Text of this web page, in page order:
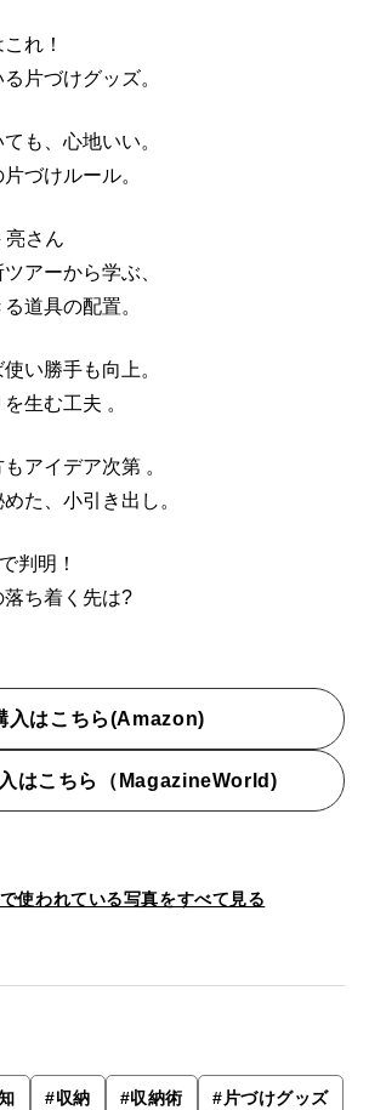
れ！
片づけグッズ。
も、心地いい。
づけルール。
亮さん
アーから学ぶ、
道具の配置。
い勝手も向上。
生む工夫 。
アイデア次第 。
た、小引き出し。
判明！
ち着く先は?
入はこちら(Amazon)
はこちら（MagazineWorld)
使われている写真をすべて見る
#収納 #収納術 #片づけグッズ